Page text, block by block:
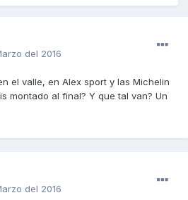
del 2016
el valle, en Alex sport y las Michelin
montado al final? Y que tal van? Un
del 2016